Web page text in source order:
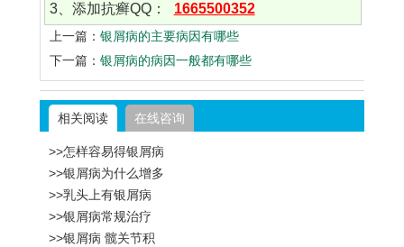
3、添加抗癣QQ：
1665500352
上一篇： 银屑病的主要病因有哪些
下一篇： 银屑病的病因一般都有哪些
相关阅读 在线咨询
>>怎样容易得银屑病
>>银屑病为什么增多
>>乳头上有银屑病
>>银屑病常规治疗
>>银屑病 髋关节积